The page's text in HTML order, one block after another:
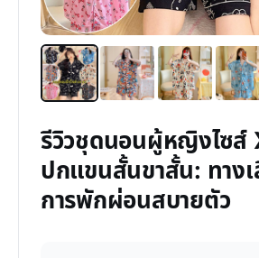
รีวิวชุดนอนผู้หญิงไซส์
ปกแขนสั้นขาสั้น: ทาง
การพักผ่อนสบายตัว